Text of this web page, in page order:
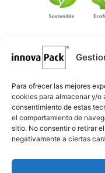
Para ofrecer las mejores
cookies para almacenar y/o
consentimiento de estas
el comportamiento de
sitio. No consentir o retirar
negativamente a ciertas
©·Créditos:
web: Manel Caparrós ·